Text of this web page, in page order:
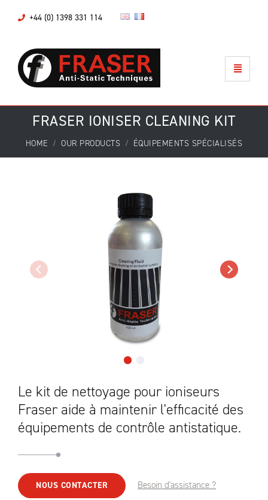
+44 (0) 1398 331 114
FRASER IONISER CLEANING KIT
HOME OUR PRODUCTS ÉQUIPEMENTS SPÉCIALISÉS
Le kit de nettoyage pour ioniseurs
Fraser aide à maintenir l'efficacité des
équipements de contrôle antistatique.
NOUS CONTACTER Besoin d'assistance ?